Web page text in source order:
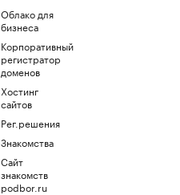
Облако для
бизнеса
Корпоративный
регистратор
доменов
Хостинг
сайтов
Рег.решения
Знакомства
Сайт
знакомств
podbor.ru